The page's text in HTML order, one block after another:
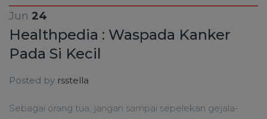
Jun 24
Healthpedia : Waspada Kanker
Pada Si Kecil
Posted by rsstella
Sebagai orang tua, jangan sampai sepelekan gejala-